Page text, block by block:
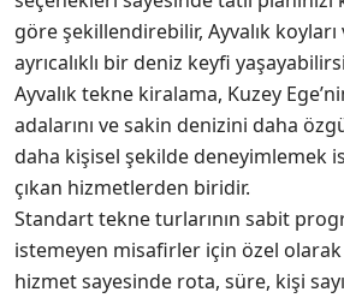
göre şekillendirebilir, Ayvalık
ayrıcalıklı bir deniz keyfi
Ayvalık tekne kiralama, Kuzey
adalarını ve sakin denizini daha
daha kişisel şekilde deneyimlemek
çıkan hizmetlerden biridir.
Standart tekne turlarının sabit
istemeyen misafirler için özel
hizmet sayesinde rota, süre, kişi